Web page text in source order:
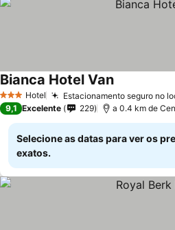
3 EstrelasHotel Estacionamento seguro no
Bianca Hotel Van
9,1 Excelente 229 a 0.4 km de
Selecione as datas para ver os
exatos.